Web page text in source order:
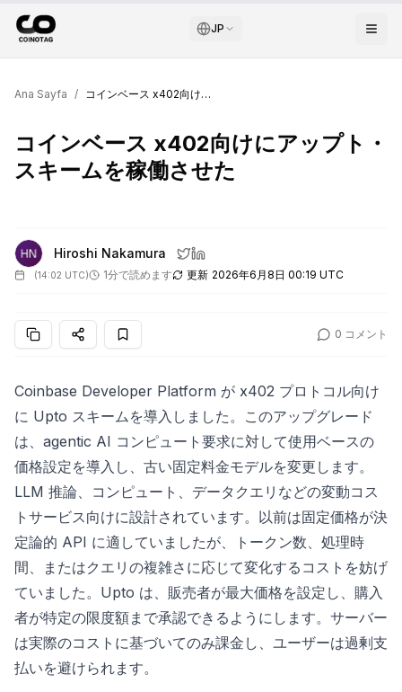
JP
Ana Sayfa / コインベース x402向けにアップト・スキームを稼働させた
コインベース x402向けにアップト・
スキームを稼働させた
Hiroshi Nakamura
(14:02 UTC) 1分で読めます 更新 2026年6月8日 00:19 UTC
0 コメント
Coinbase Developer Platform が x402 プロトコル向け
に Upto スキームを導入しました。このアップグレード
は、agentic AI コンピュート要求に対して使用ベースの
価格設定を導入し、古い固定料金モデルを変更します。
LLM 推論、コンピュート、データクエリなどの変動コス
トサービス向けに設計されています。以前は固定価格が決
定論的 API に適していましたが、トークン数、処理時
間、またはクエリの複雑さに応じて変化するコストを妨げ
ていました。Upto は、販売者が最大価格を設定し、購入
者が特定の限度額まで承認できるようにします。サーバー
は実際のコストに基づいてのみ課金し、ユーザーは過剰支
払いを避けられます。